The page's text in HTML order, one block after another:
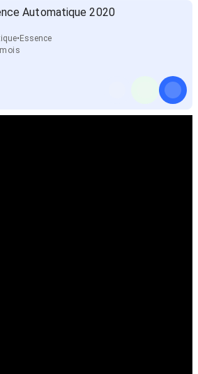
Automatique 2020
Essence
mois